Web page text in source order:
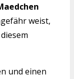
weist,
und einen